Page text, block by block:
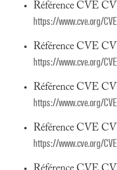
Référence CVE
https://www.cve.org/
Référence CVE
https://www.cve.org/
Référence CVE
https://www.cve.org/
Référence CVE
https://www.cve.org/